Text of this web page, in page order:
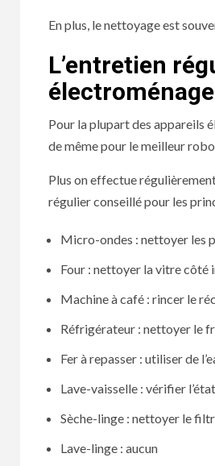
En plus, le nettoyage est
L’entretien
Pour la plupart des appareils
de même pour le meilleur
Plus on effectue
régulier conseillé pour les
Micro-ondes : nettoyer les
Four : nettoyer la vitre côté
Machine à café : rincer le
Réfrigérateur : nettoyer le
Fer à repasser : utiliser de
Lave-vaisselle : vérifier
Sèche-linge : nettoyer le
Lave-linge : aucun